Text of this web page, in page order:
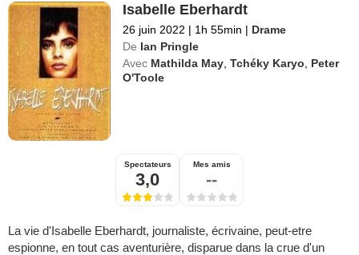
Isabelle Eberhardt
26 juin 2022 | 1h 55min | Drame
De Ian Pringle
Avec Mathilda May ,Tchéky Karyo
Peter
O'Toole
Spectateurs
3,0
Mes amis
--
La vie d'Isabelle Eberhardt, journaliste, écrivaine, peut-etre
espionne, en tout cas aventurière, disparue dans la crue d'un